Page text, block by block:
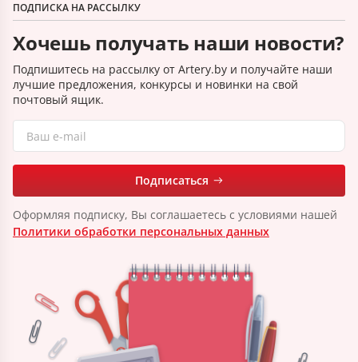
ПОДПИСКА НА РАССЫЛКУ
Хочешь получать наши новости?
Подпишитесь на рассылку от Artery.by и получайте наши
лучшие предложения, конкурсы и новинки на свой
почтовый ящик.
Подписаться
Оформляя подписку, Вы соглашаетесь с условиями нашей
Политики обработки персональных данных